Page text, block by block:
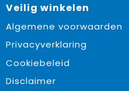
Veilig winkelen
Algemene voorwaarden
Privacyverklaring
Cookiebeleid
Disclaimer